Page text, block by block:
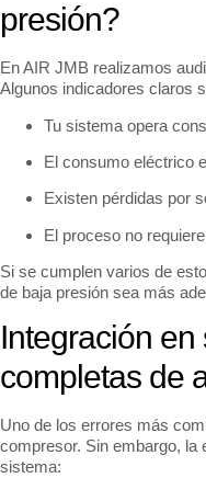
presión?
En AIR JMB realizamos
Algunos indicadores claros
Tu sistema opera
El consumo eléctrico
Existen pérdidas por
El proceso no
Si se cumplen varios de
de baja presión sea más
Integración
completas de
Uno de los errores más
compresor. Sin embargo, la
sistema: